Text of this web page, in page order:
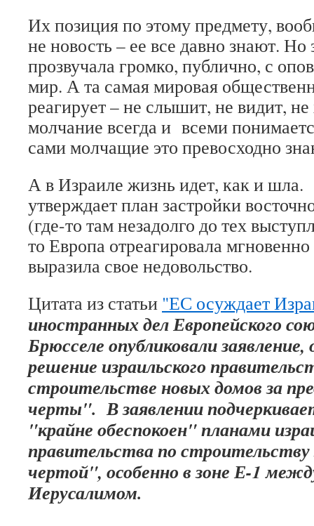
Их позиция по этому предмету,
не новость – ее все давно знают. Но
прозвучала громко, публично, с
мир. А та самая мировая
реагирует – не слышит, не видит, не
молчание всегда и всеми
сами молчащие это превосходно
А в Израиле жизнь идет, как и шла.
утверждает план застройки
(где-то там незадолго до тех
то Европа отреагировала мгновенно
выразила свое недовольство.
Цитата из статьи "ЕС осуждает
иностранных дел Европейского
Брюсселе опубликовали
решение израильского
строительстве новых домов за
черты". В заявлении
"крайне обеспокоен" планами
правительства по строительству
чертой", особенно в зоне Е-1
Иерусалимом.